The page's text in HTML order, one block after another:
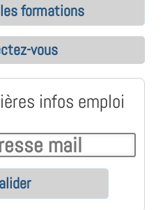
formations
vous
infos emploi